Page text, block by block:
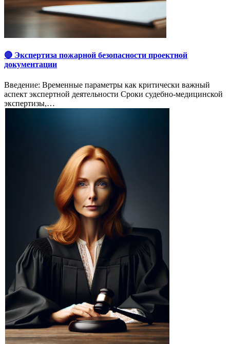
🔴 Экспертиза пожарной безопасности проектной
документации
Введение: Временные параметры как критически важный
аспект экспертной деятельности Сроки судебно-медицинской
экспертизы,…